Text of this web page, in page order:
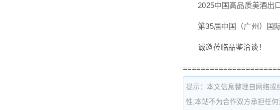
2025中国高品质美酒出
第35届中国（广州）国
诚邀莅临品鉴洽谈！
提示：本文信息整理自网络或
性,本站不为合作双方承担任何